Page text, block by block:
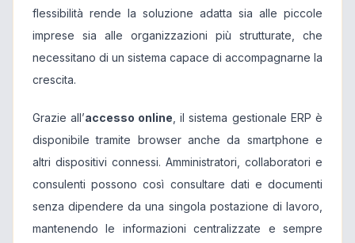
flessibilità rende la soluzione adatta sia alle piccole
imprese sia alle organizzazioni più strutturate, che
necessitano di un sistema capace di accompagnarne la
crescita.
Grazie all’accesso online , il sistema gestionale ERP è
disponibile tramite browser anche da smartphone e
altri dispositivi connessi. Amministratori, collaboratori e
consulenti possono così consultare dati e documenti
senza dipendere da una singola postazione di lavoro,
mantenendo le informazioni centralizzate e sempre